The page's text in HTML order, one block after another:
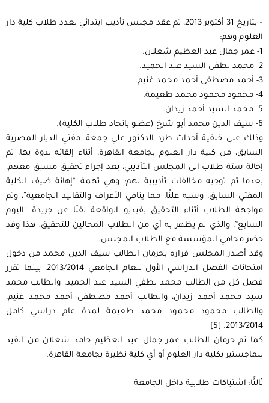
– بتاريخ 31 أكتوبر 2013، تم عقد مجلس تأديب ابتدائي لعدد طلاب كلية دار
العلوم وهم:
2- محمد لطفى السيد عبد الحميد.
3- أحمد مصطفى أحمد محمد غنيم.
4- محمود محمود محمد طعيمة.
5- محمد السيد أحمد زيدان.
6- سيف الدين محمد أبو شرخ (عضو باتحاد طلاب الكلية).
وذلك على خلفية أحداث طرد الدكتور علي جمعة، مفتي الديار المصرية
السابق، من كلية دار العلوم بجامعة القاهرة، أثناء إلقائه ندوة بها، تم
إحالة ستة طلاب إلى المجلس التأديبي، بعد إجراء تحقيق مسبق معهم،
بعدما تم توجيه مخالفات تأديبية لهم؛ وهي تهمة “إهانة ضيف الكلية
المفتي السابق، وسبه علنًا، مما ينافي الأعراف والتقاليد الجامعية”، وتم
مواجهة الطلاب أثناء التحقيق بفيديو الواقعة نقلًا عن جريدة “اليوم
السابع”، والذي لم يظهر به أي من الطلاب المحالين للتحقيق, هذا وقد
حضر محامي المؤسسة مع الطلاب المجلس.
وقد أصدر المجلس قراره بحرمان الطالب سيف الدين محمد من دخول
امتحانات الفصل الدراسي الأول للعام الجامعي 2013/2014، بينما تقرر
فصل كل من الطالب محمد لطفي السيد عبد الحميد، والطالب محمد
سيد محمد أحمد زيدان، والطالب أحمد مصطفى أحمد محمد غنيم،
والطالب محمود محمود محمد طعيمة لمدة عام دراسي كامل
2013/2014. [5]
كما تم حرمان الطالب عمر جمال عبد العظيم حامد شعلان من القيد
للماجستير بكلية دار العلوم أو أي كلية نظيرة بجامعة القاهرة.
ثالثًا: اشتباكات طلابية داخل الجامعة